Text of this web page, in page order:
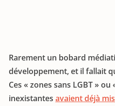
Rarement un bobard
développement, et il fallait
Ces « zones sans LGBT »
inexistantes avaient déjà